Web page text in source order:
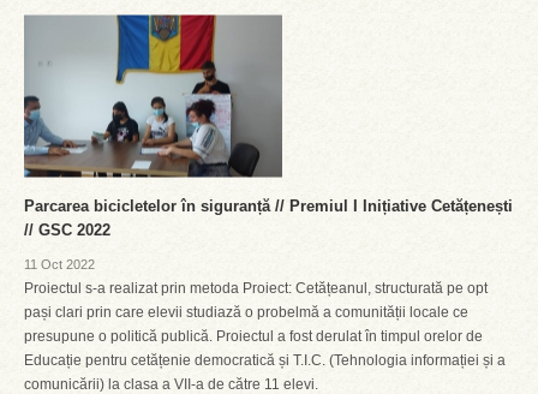
Parcarea bicicletelor în siguranță // Premiul I Inițiative Cetățenești
// GSC 2022
11 Oct 2022
Proiectul s-a realizat prin metoda Proiect: Cetățeanul, structurată pe opt
pași clari prin care elevii studiază o probelmă a comunității locale ce
presupune o politică publică. Proiectul a fost derulat în timpul orelor de
Educație pentru cetățenie democratică și T.I.C. (Tehnologia informației și a
comunicării) la clasa a VII-a de către 11 elevi.